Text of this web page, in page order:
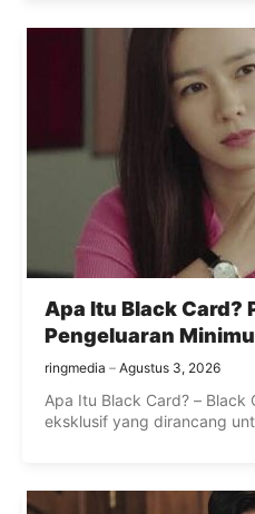
Apa Itu Black Card?
Pengeluaran
Mendapatkannya
ringmedia Agustus 3, 2026
Apa Itu Black Card? –
eksklusif yang dirancang